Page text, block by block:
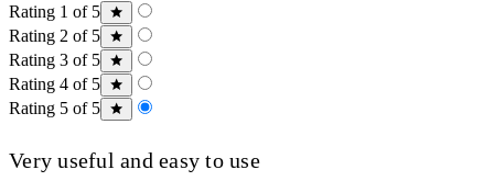
Rating 1 of 5
Rating 2 of 5
Rating 3 of 5
Rating 4 of 5
Rating 5 of 5
Very useful and easy to use